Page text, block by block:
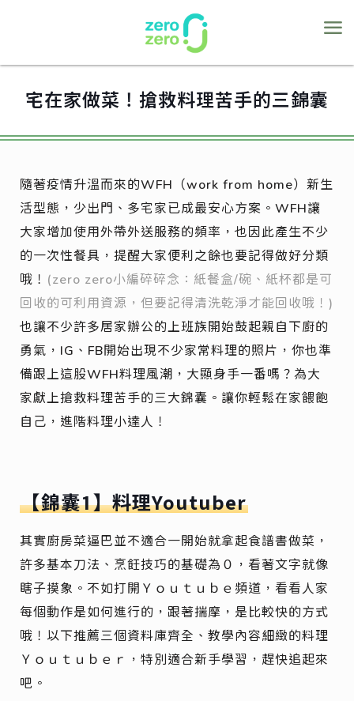
宅在家做菜！搶救料理苦手的三錦囊
隨著疫情升溫而來的WFH（work from home）新生
活型態，少出門、多宅家已成最安心方案。WFH讓
大家增加使用外帶外送服務的頻率，也因此產生不少
的一次性餐具，提醒大家便利之餘也要記得做好分類
哦！ (zero zero小編碎碎念：紙餐盒/碗、紙杯都是可
回收的可利用資源，但要記得清洗乾淨才能回收哦！)
也讓不少許多居家辦公的上班族開始鼓起親自下廚的
勇氣，IG、FB開始出現不少家常料理的照片，你也準
備跟上這股WFH料理風潮，大顯身手一番嗎？為大
家獻上搶救料理苦手的三大錦囊。讓你輕鬆在家餵飽
自己，進階料理小達人！
【錦囊1】料理Youtuber
其實廚房菜逼巴並不適合一開始就拿起食譜書做菜，
許多基本刀法、烹飪技巧的基礎為０，看著文字就像
瞎子摸象。不如打開Ｙｏｕｔｕｂｅ頻道，看看人家
每個動作是如何進行的，跟著揣摩，是比較快的方式
哦！以下推薦三個資料庫齊全、教學內容細緻的料理
Ｙｏｕｔｕｂｅｒ，特別適合新手學習，趕快追起來
吧。